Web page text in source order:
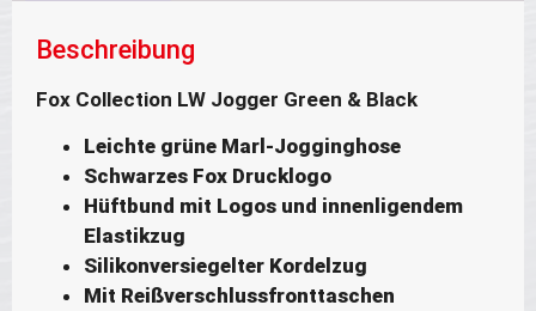
Beschreibung
Fox Collection LW Jogger Green & Black
Leichte grüne Marl-Jogginghose
Schwarzes Fox Drucklogo
Hüftbund mit Logos und innenligendem
Elastikzug
Silikonversiegelter Kordelzug
Mit Reißverschlussfronttaschen